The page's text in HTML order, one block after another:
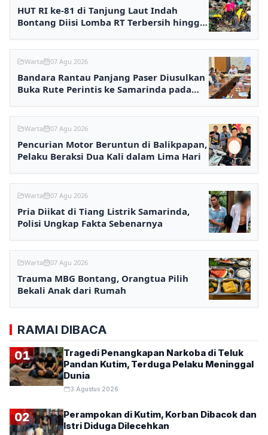
HUT RI ke-81 di Tanjung Laut Indah
Bontang Diisi Lomba RT Terbersih hingga
Warta 07 Agu 2026
Bandara Rantau Panjang Paser Diusulkan
Buka Rute Perintis ke Samarinda pada
Warta 07 Agu 2026
Pencurian Motor Beruntun di Balikpapan,
Pelaku Beraksi Dua Kali dalam Lima Hari
Warta 07 Agu 2026
Pria Diikat di Tiang Listrik Samarinda,
Polisi Ungkap Fakta Sebenarnya
Warta 07 Agu 2026
Trauma MBG Bontang, Orangtua Pilih
Bekali Anak dari Rumah
RAMAI DIBACA
01
Tragedi Penangkapan Narkoba di Teluk
Pandan Kutim, Terduga Pelaku Meninggal
Dunia
3 Agustus 2026
02
Perampokan di Kutim, Korban Dibacok dan
Istri Diduga Dilecehkan